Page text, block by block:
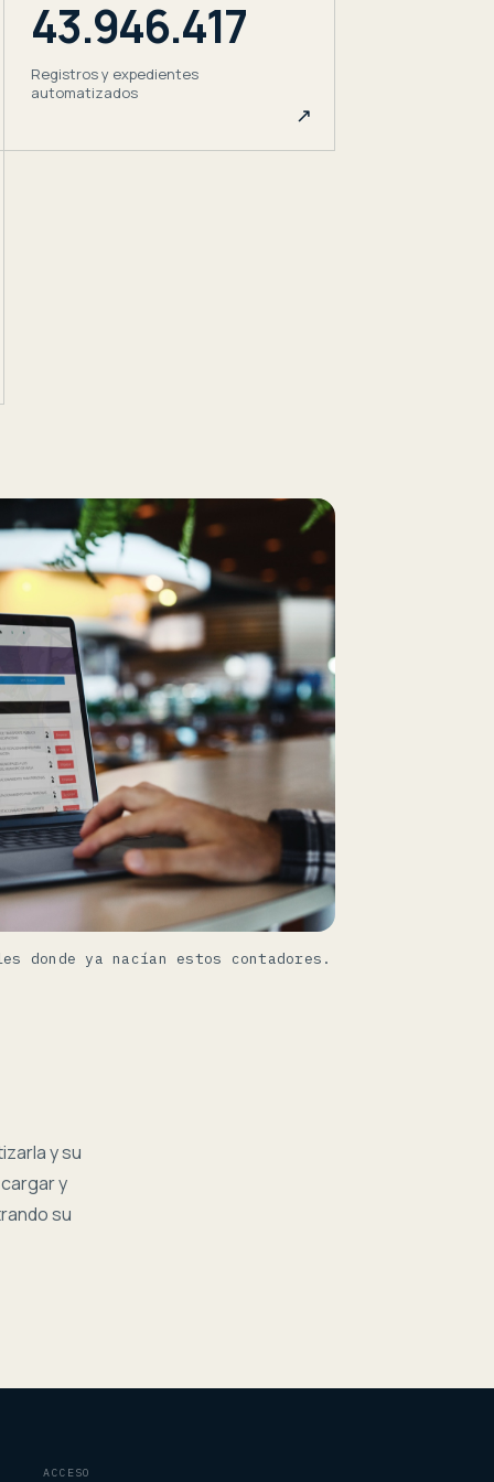
43.946.417
Registros y expedientes
automatizados
↗
donde ya nacían estos contadores.
y su
y
su
ACCESO